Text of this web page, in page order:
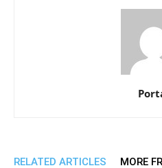
RELATED ARTICLES MORE